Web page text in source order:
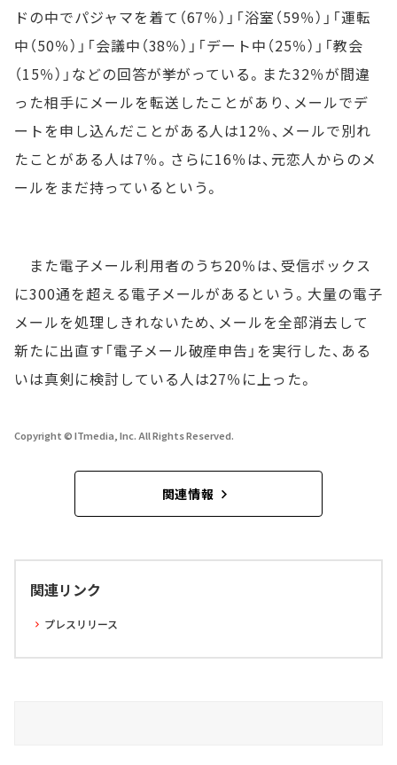
ドの中でパジャマを着て（67％）」「浴室（59％）」「運転
中（50％）」「会議中（38％）」「デート中（25％）」「教会
（15％）」などの回答が挙がっている。また32％が間違
った相手にメールを転送したことがあり、メールでデ
ートを申し込んだことがある人は12％、メールで別れ
たことがある人は7％。さらに16％は、元恋人からのメ
ールをまだ持っているという。
また電子メール利用者のうち20％は、受信ボックス
に300通を超える電子メールがあるという。大量の電子
メールを処理しきれないため、メールを全部消去して
新たに出直す「電子メール破産申告」を実行した、ある
いは真剣に検討している人は27％に上った。
Copyright © ITmedia, Inc. All Rights Reserved.
関連情報
関連リンク
プレスリリース